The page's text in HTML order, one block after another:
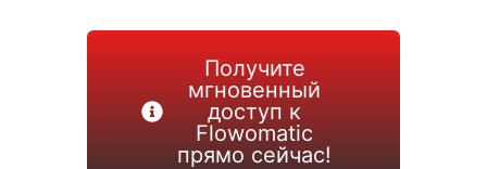
Получите
мгновенный
доступ к
Flowomatic
прямо сейчас!